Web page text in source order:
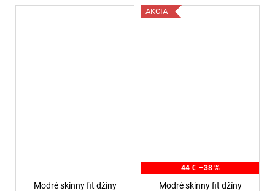
Modré skinny fit džíny
AKCIA
44 € –38 %
Modré skinny fit džíny